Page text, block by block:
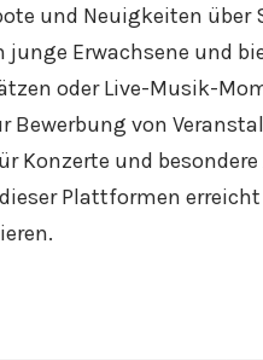
und Neuigkeiten über
junge Erwachsene und
oder Live-Musik-
Bewerbung von
Konzerte und
Plattformen